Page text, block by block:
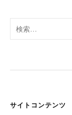
ブ
索:
サイトコンテンツ